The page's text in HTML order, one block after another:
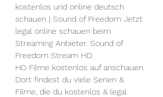
kostenlos und online deutsch
schauen | Sound of Freedom Jetzt
legal online schauen beim
Streaming Anbieter. Sound of
Freedom Stream HD.
HD Filme kostenlos auf anschauen.
Dort findest du viele Serien &
Filme, die du kostenlos & legal